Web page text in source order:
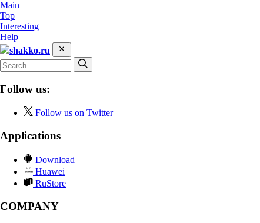
Main
Top
Interesting
Help
shakko.ru
Follow us:
Follow us on Twitter
Applications
Download
Huawei
RuStore
COMPANY